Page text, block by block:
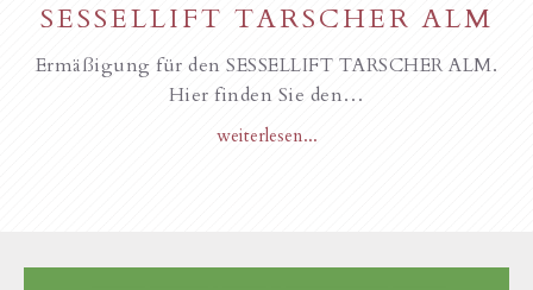
SESSELLIFT TARSCHER ALM
Ermäßigung für den SESSELLIFT TARSCHER ALM.
Hier finden Sie den…
weiterlesen...